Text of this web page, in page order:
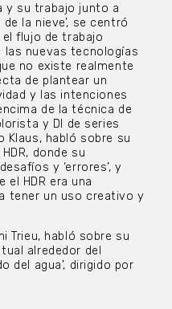
y su trabajo junto a
la nieve’, se centró
flujo de trabajo
las nuevas tecnologías
no existe realmente
de plantear un
y las intenciones
de la técnica de
y DI de series
Klaus, habló sobre su
donde su
y ‘errores’, y
el HDR era una
tener un uso creativo y
Trieu, habló sobre su
alrededor del
del agua’, dirigido por